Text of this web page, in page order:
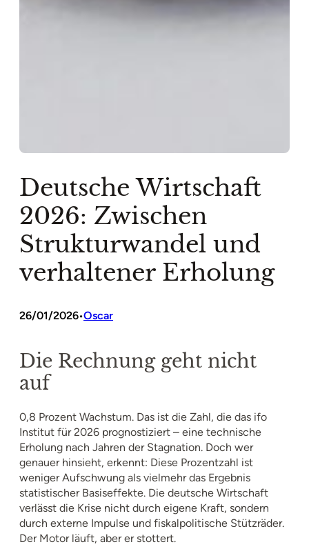
Deutsche Wirtschaft
2026: Zwischen
Strukturwandel und
verhaltener Erholung
26/01/2026•Oscar
Die Rechnung geht nicht
auf
0,8 Prozent Wachstum. Das ist die Zahl, die das ifo
Institut für 2026 prognostiziert – eine technische
Erholung nach Jahren der Stagnation. Doch wer
genauer hinsieht, erkennt: Diese Prozentzahl ist
weniger Aufschwung als vielmehr das Ergebnis
statistischer Basiseffekte. Die deutsche Wirtschaft
verlässt die Krise nicht durch eigene Kraft, sondern
durch externe Impulse und fiskalpolitische Stützräder.
Der Motor läuft, aber er stottert.